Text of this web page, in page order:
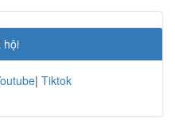
hội
| Tiktok